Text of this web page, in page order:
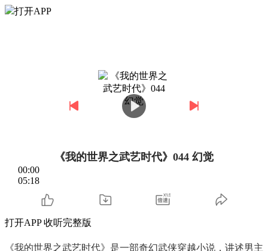
打开APP
《我的世界之武艺时代》044 幻觉
00:00
05:18
打开APP 收听完整版
《我的世界之武艺时代》是一部奇幻武侠穿越小说，讲述男主